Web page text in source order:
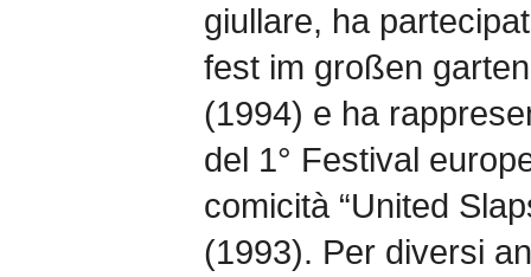
giullare, ha
fest im großen
(1994) e ha
del 1° Festival
comicità “United
(1993). Per diversi